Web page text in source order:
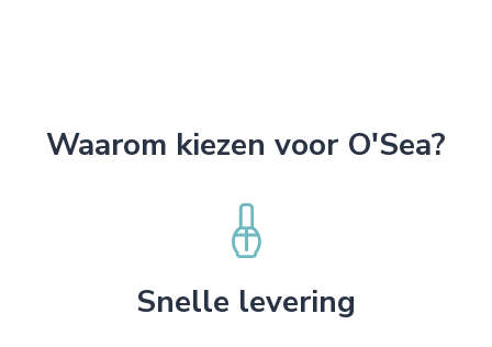
Waarom kiezen voor O'Sea?
Snelle levering